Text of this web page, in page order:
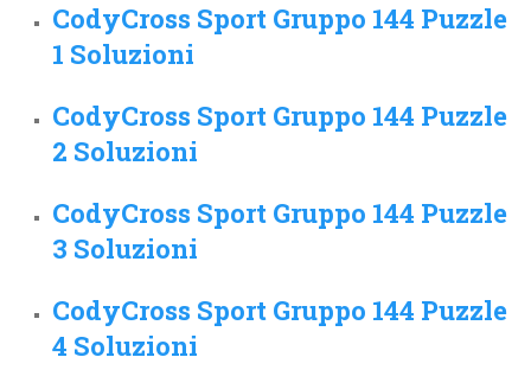
CodyCross Sport Gruppo 144 Puzzle
1 Soluzioni
CodyCross Sport Gruppo 144 Puzzle
2 Soluzioni
CodyCross Sport Gruppo 144 Puzzle
3 Soluzioni
CodyCross Sport Gruppo 144 Puzzle
4 Soluzioni